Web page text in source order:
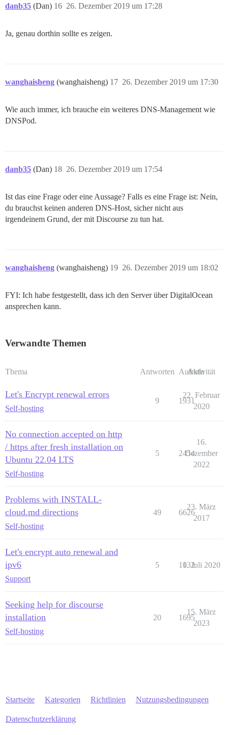
danb35 (Dan) 26. Dezember 2019 um 17:28
16
Ja, genau dorthin sollte es zeigen.
wanghaisheng (wanghaisheng) 26. Dezember 2019 um 17:30
17
Wie auch immer, ich brauche ein weiteres DNS-Management wie
DNSPod.
danb35 (Dan) 26. Dezember 2019 um 17:54
18
Ist das eine Frage oder eine Aussage? Falls es eine Frage ist: Nein,
du brauchst keinen anderen DNS-Host, sicher nicht aus
irgendeinem Grund, der mit Discourse zu tun hat.
wanghaisheng (wanghaisheng) 26. Dezember 2019 um 18:02
19
FYI: Ich habe festgestellt, dass ich den Server über DigitalOcean
ansprechen kann.
Verwandte Themen
Thema Antworten Aufrufe
Aktivität
Let's Encrypt renewal errors
Self-hosting
9 1931
22. Februar
2020
No connection accepted on http
/ https after fresh installation on
Ubuntu 22.04 LTS
Self-hosting
5 2454
16.
Dezember
2022
Problems with INSTALL-
cloud.md directions
Self-hosting
49 6626
23. März
2017
Let's encrypt auto renewal and
ipv6
Support
5 1032
1. Juli 2020
Seeking help for discourse
installation
Self-hosting
20 1695
15. März
2023
Startseite Kategorien Richtlinien Nutzungsbedingungen
Datenschutzerklärung